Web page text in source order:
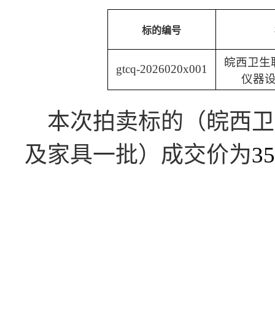
标的编号
gtcq-2026020x001
皖西卫生
仪器
本次拍卖标的（皖西
及家具一批）成交价为